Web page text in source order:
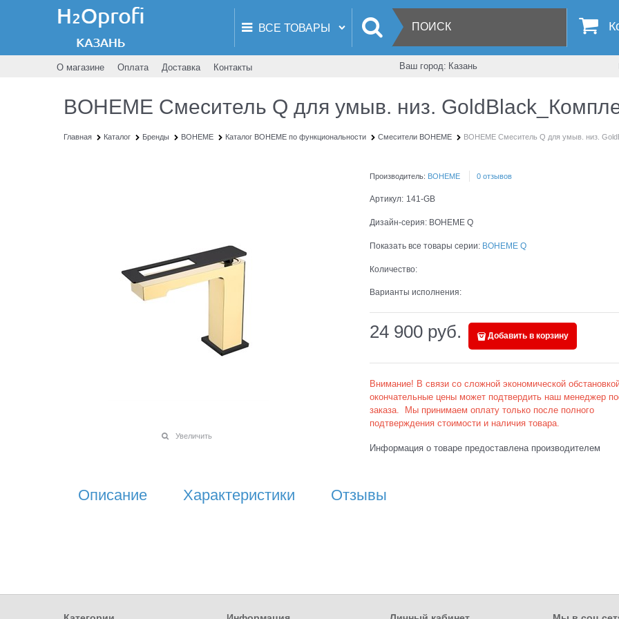
О магазине Оплата Доставка Контакты Ваш город: Казань
BOHEME Смеситель Q для умыв. низ.
Главная Каталог Бренды BOHEME Каталог BOHEME по функциональности Смесители BOHEME BOHEME Смеситель Q для умыв. низ.
Увеличить
Производитель: BOHEME 0 отзывов
Артикул: 141-GB
Дизайн-серия: BOHEME Q
Показать все товары серии: BOHEME Q
Количество:
Варианты исполнения:
24 900 руб. Добавить в корзину
Внимание! В связи со сложной экономической
окончательные цены может подтвердить наш менеджер
заказа. Мы принимаем оплату только после полного
подтверждения стоимости и наличия товара.
Информация о товаре предоставлена производителем
Описание Характеристики Отзывы